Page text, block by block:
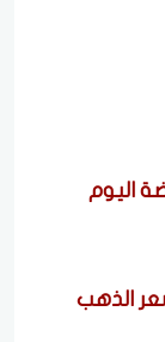
اليوم
سعر الذهب